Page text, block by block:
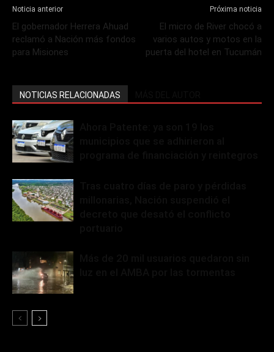
Noticia anterior
El gobernador Herrera Ahuad
reclamó a Nación más fondos
para Misiones
Próxima noticia
El micro de River chocó a
varios autos y motos en la
puerta del hotel en Tucumán
NOTICIAS RELACIONADAS